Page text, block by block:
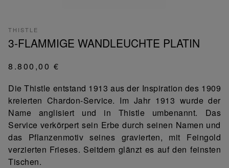
THISTLE
3-FLAMMIGE WANDLEUCHTE PLATIN
8.800,00 €
Die Thistle entstand 1913 aus der Inspiration des 1909
kreierten Chardon-Service. Im Jahr 1913 wurde der
Name anglisiert und in Thistle umbenannt. Das
Service verkörpert sein Erbe durch seinen Namen und
das Pflanzenmotiv seines gravierten, mit Feingold
verzierten Frieses. Seitdem glänzt es auf den feinsten
Tischen.